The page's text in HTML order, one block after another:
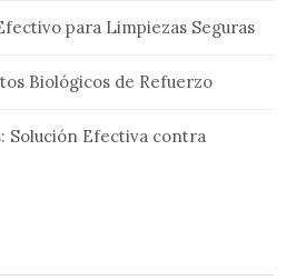
para Limpiezas Seguras
Biológicos de Refuerzo
Solución Efectiva contra